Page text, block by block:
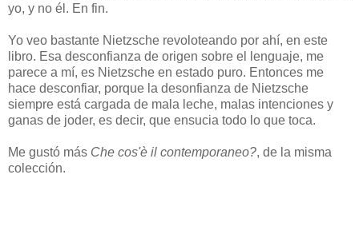
yo, y no él. En fin.
Yo veo bastante Nietzsche revoloteando por ahí, en este
libro. Esa desconfianza de origen sobre el lenguaje, me
parece a mí, es Nietzsche en estado puro. Entonces me
hace desconfiar, porque la desonfianza de Nietzsche
siempre está cargada de mala leche, malas intenciones y
ganas de joder, es decir, que ensucia todo lo que toca.
Me gustó más Che cos'è il contemporaneo?, de la misma
colección.